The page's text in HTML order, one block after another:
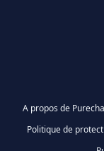
A propos de
Politique de